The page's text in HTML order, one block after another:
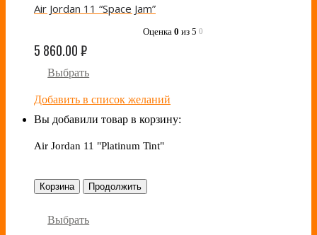
Air Jordan 11 “Space Jam”
Оценка 0 из 5 0
5 860.00₽
Выбрать
Добавить в список желаний
Вы добавили товар в корзину:
Air Jordan 11 "Platinum Tint"
Корзина Продолжить
Выбрать